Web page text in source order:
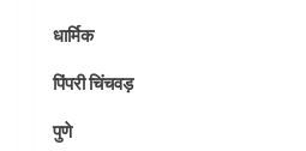
धार्मिक
पिंपरी चिंचवड़
पुणे